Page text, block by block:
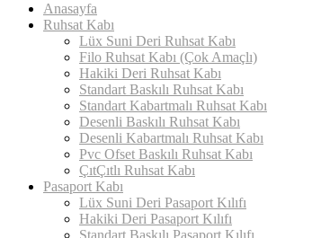
Anasayfa
Ruhsat Kabı
Lüx Suni Deri Ruhsat Kabı
Filo Ruhsat Kabı (Çok Amaçlı)
Hakiki Deri Ruhsat Kabı
Standart Baskılı Ruhsat Kabı
Standart Kabartmalı Ruhsat Kabı
Desenli Baskılı Ruhsat Kabı
Desenli Kabartmalı Ruhsat Kabı
Pvc Ofset Baskılı Ruhsat Kabı
ÇıtÇıtlı Ruhsat Kabı
Pasaport Kabı
Lüx Suni Deri Pasaport Kılıfı
Hakiki Deri Pasaport Kılıfı